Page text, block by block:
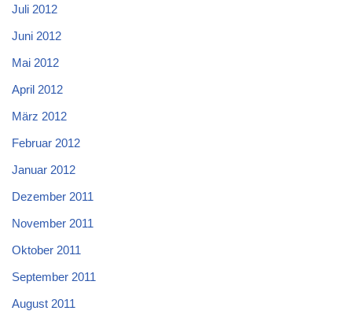
Juli 2012
Juni 2012
Mai 2012
April 2012
März 2012
Februar 2012
Januar 2012
Dezember 2011
November 2011
Oktober 2011
September 2011
August 2011